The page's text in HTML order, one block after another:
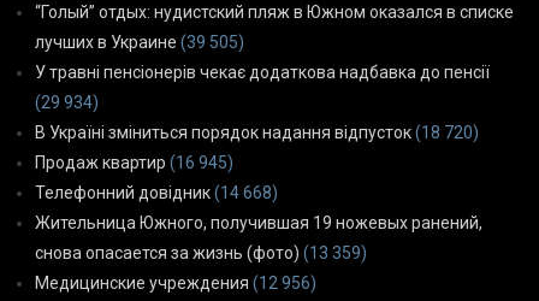
“Голый” отдых: нудистский пляж в Южном оказался в списке
лучших в Украине (39 505)
У травні пенсіонерів чекає додаткова надбавка до пенсії
(29 934)
В Україні зміниться порядок надання відпусток(18 720)
Продаж квартир (16 945)
Телефонний довідник(14 668)
Жительница Южного, получившая 19 ножевых ранений,
снова опасается за жизнь (фото) (13 359)
Медицинские учреждения (12 956)